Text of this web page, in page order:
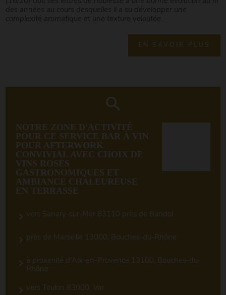
EN SAVOIR PLUS
NOTRE ZONE D'ACTIVITÉ
POUR CE SERVICE BAR À VIN
POUR AFTERWORK
CONVIVIAL AVEC CHOIX DE
VINS ROSÉS
GASTRONOMIQUES ET
AMBIANCE CHALEUREUSE
EN TERRASSE
vers Sanary-sur-Mer 83110 près de Bandol
près de Marseille 13000, Bouches-du-Rhône
à proximité d'Aix-en-Provence 13100, Bouches-du-
Rhône
vers Toulon 83000, Var